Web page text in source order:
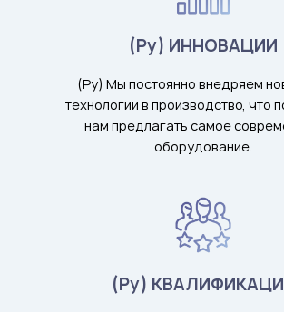
(Ру) ИННОВАЦИИ
(Ру) Мы постоянно внедряем
технологии в производство, что
нам предлагать самое
оборудование.
(Ру)